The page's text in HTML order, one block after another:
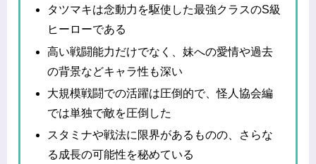
タツマキは念動力を駆使した最強クラスのS級
ヒーローである
高い戦闘能力だけでなく、妹への愛情や過去
の背景などキャラ性も深い
大規模戦闘での活躍は圧倒的で、怪人協会編
では単独で敵を圧倒した
スタミナや戦法に限界があるものの、さらな
る成長の可能性を秘めている